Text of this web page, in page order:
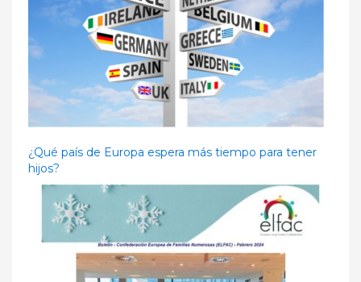
¿Qué país de Europa espera más tiempo para tener
hijos?